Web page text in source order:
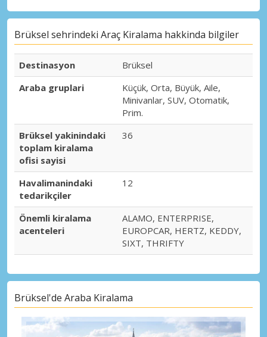
Brüksel sehrindeki Araç Kiralama hakkinda bilgiler
Destinasyon
Brüksel
Araba gruplari
Küçük, Orta, Büyük, Aile,
Minivanlar, SUV, Otomatik,
Prim.
Brüksel yakinindaki
toplam kiralama
ofisi sayisi
36
Havalimanindaki
tedarikçiler
12
Önemli kiralama
acenteleri
ALAMO, ENTERPRISE,
EUROPCAR, HERTZ, KEDDY,
SIXT, THRIFTY
Brüksel'de Araba Kiralama